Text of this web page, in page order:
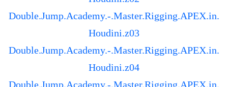
Double.Jump.Academy.-.Master.Rigging.APEX.in.
Houdini.z03
Double.Jump.Academy.-.Master.Rigging.APEX.in.
Houdini.z04